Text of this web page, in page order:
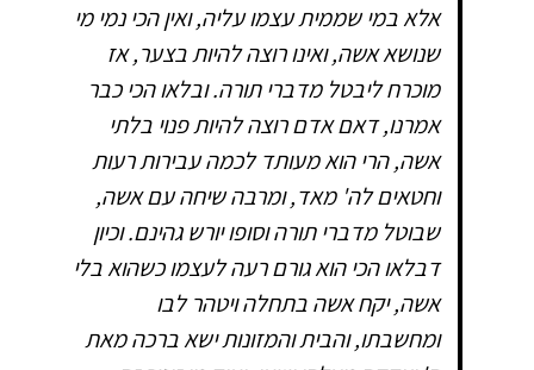
אלא במי שממית עצמו עליה, ואין הכי נמי מי
שנושא אשה, ואינו רוצה להיות בצער, אז
מוכרח ליבטל מדברי תורה. ובלאו הכי כבר
אמרנו, דאם אדם רוצה להיות פנוי בלתי
אשה, הרי הוא מעותד לכמה עבירות רעות
וחטאים לה' מאד, ומרבה שיחה עם אשה,
שבוטל מדברי תורה וסופו יורש גהינם. וכיון
דבלאו הכי הוא גורם רעה לעצמו כשהוא בלי
אשה, יקח אשה בתחלה ויטהר לבו
ומחשבתו, והבית והמזונות ישא ברכה מאת